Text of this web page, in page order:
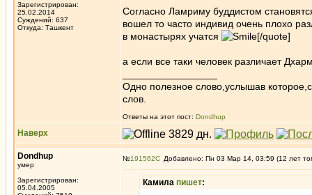
Зарегистрирован:
25.02.2014
Суждений: 637
Откуда: Ташкент
Согласно Ламриму буддистом
вошел то часто индивид очень плохо
в монастырях учатся
[/quote]
а если все таки человек различает
Одно полезное слово,услышав
слов.
Ответы на этот пост: Dondhup
Наверх
Dondhup
умер
Зарегистрирован:
05.04.2005
№191562 Добавлено: Пн 03 Мар 14, 03:59 (12 лет
Камила пишет: